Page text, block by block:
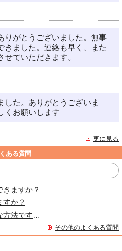
りがとうございました。無事
きました。連絡も早く、また
ていただきます。
した。ありがとうございま
くお願いします
更に見る
ある質問
きますか？
すか？
代金の支払いはどのような方法ですか？
その他のよくある質問